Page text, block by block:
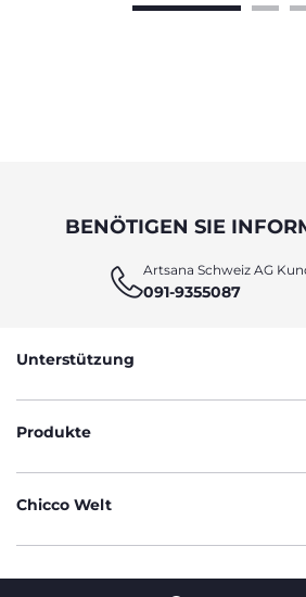
BENÖTIGEN SIE
Artsana Schweiz AG
091-9355087
Unterstützung
Produkte
Chicco Welt